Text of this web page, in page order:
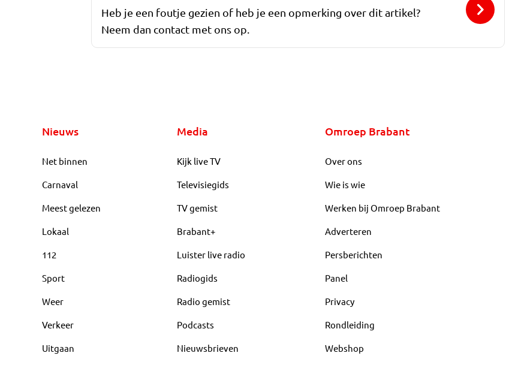
Heb je een foutje gezien of heb je een opmerking over dit artikel?
Neem dan contact met ons op.
Nieuws
Net binnen
Carnaval
Meest gelezen
Lokaal
112
Sport
Weer
Verkeer
Uitgaan
Media
Kijk live TV
Televisiegids
TV gemist
Brabant+
Luister live radio
Radiogids
Radio gemist
Podcasts
Nieuwsbrieven
Omroep Brabant
Over ons
Wie is wie
Werken bij Omroep Brabant
Adverteren
Persberichten
Panel
Privacy
Rondleiding
Webshop